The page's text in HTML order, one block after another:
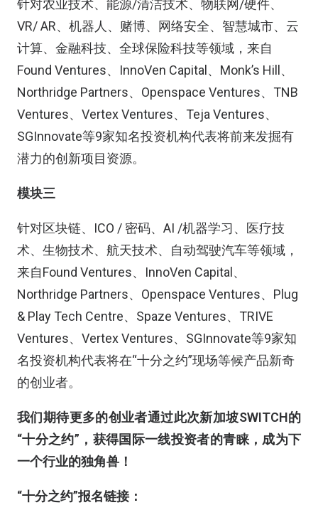
针对农业技术、能源/清洁技术、物联网/硬件、
VR/ AR、机器人、赌博、网络安全、智慧城市、云
计算、金融科技、全球保险科技等领域，来自
Found Ventures、InnoVen Capital、Monk’s Hill、
Northridge Partners、Openspace Ventures、TNB
Ventures、Vertex Ventures、Teja Ventures、
SGInnovate等9家知名投资机构代表将前来发掘有
潜力的创新项目资源。
模块三
针对区块链、ICO / 密码、AI /机器学习、医疗技
术、生物技术、航天技术、自动驾驶汽车等领域，
来自Found Ventures、InnoVen Capital、
Northridge Partners、Openspace Ventures、Plug
& Play Tech Centre、Spaze Ventures、TRIVE
Ventures、Vertex Ventures、SGInnovate等9家知
名投资机构代表将在“十分之约”现场等候产品新奇
的创业者。
我们期待更多的创业者通过此次新加坡SWITCH的
“十分之约”，获得国际一线投资者的青睐，成为下
一个行业的独角兽！
“十分之约”报名链接：